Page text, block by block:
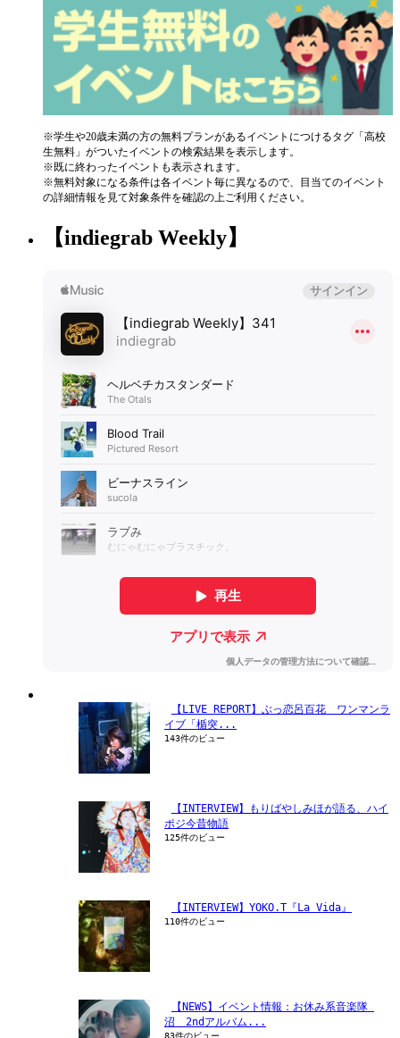
※学生や20歳未満の方の無料プランがあるイベントにつけるタグ「高校
生無料」がついたイベントの検索結果を表示します。
※既に終わったイベントも表示されます。
※無料対象になる条件は各イベント毎に異なるので、目当てのイベント
の詳細情報を見て対象条件を確認の上ご利用ください。
【indiegrab Weekly】
【LIVE REPORT】ぶっ恋呂百花　ワンマンラ
イブ「楯突...
143件のビュー
【INTERVIEW】もりばやしみほが語る、ハイ
ポジ今昔物語
125件のビュー
【INTERVIEW】YOKO.T『La Vida』
110件のビュー
【NEWS】イベント情報：お休み系音楽隊
沼　2ndアルバム...
83件のビュー